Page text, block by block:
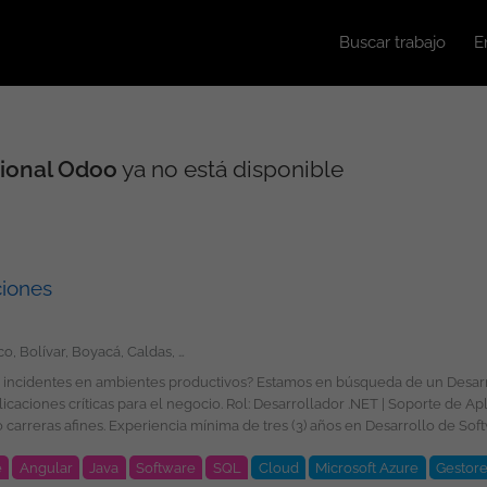
Buscar trabajo
Odoo ya no está disponible
en ambientes productivos? Estamos en búsqueda de un
de Aplicaciones Requisitos: Profesional en Ingeniería de
y experiencia en: .NET 10. Angular
Angular Java Software SQL Cloud Microsoft Azure